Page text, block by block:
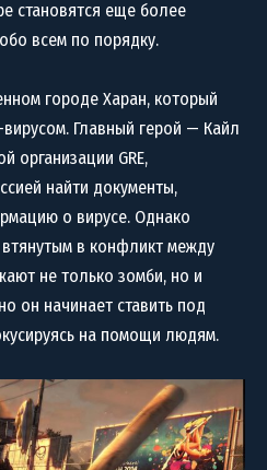
становятся еще более
всем по порядку.
городе Харан, который
Главный герой — Кайл
организации GRE,
найти документы,
о вирусе. Однако
в конфликт между
не только зомби, но и
он начинает ставить под
на помощи людям.